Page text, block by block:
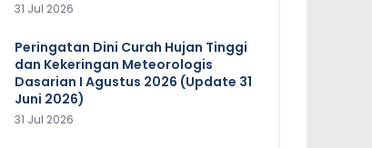
31 Jul 2026
Peringatan Dini Curah Hujan Tinggi
dan Kekeringan Meteorologis
Dasarian I Agustus 2026 (Update 31
Juni 2026)
31 Jul 2026